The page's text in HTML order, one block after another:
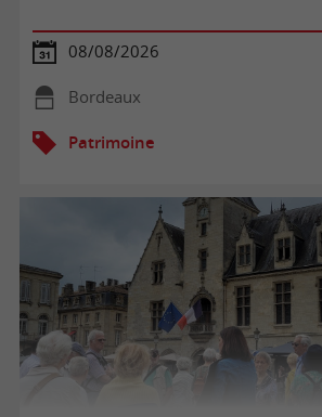
08/08/2026
Bordeaux
Patrimoine